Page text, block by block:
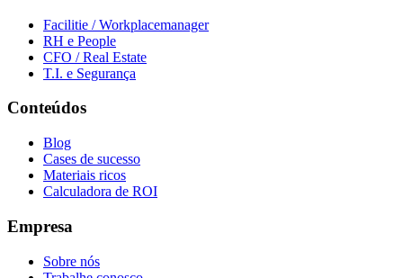
Facilitie / Workplacemanager
RH e People
CFO / Real Estate
T.I. e Segurança
Conteúdos
Blog
Cases de sucesso
Materiais ricos
Calculadora de ROI
Empresa
Sobre nós